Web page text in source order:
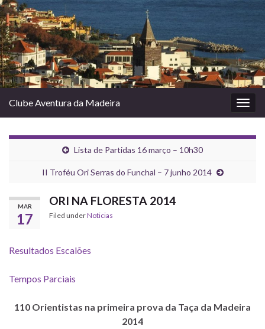
Clube Aventura da Madeira
Lista de Partidas 16 março – 10h30
II Troféu Ori Serras do Funchal – 7 junho 2014
MAR
17
ORI NA FLORESTA 2014
Filed underNoticias
Resultados Escalões
Tempos Parciais
110 Orientistas na primeira prova da Taça da Madeira
2014